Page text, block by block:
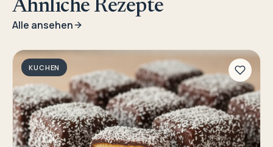
Ähnliche Rezepte
Alle ansehen
KUCHEN